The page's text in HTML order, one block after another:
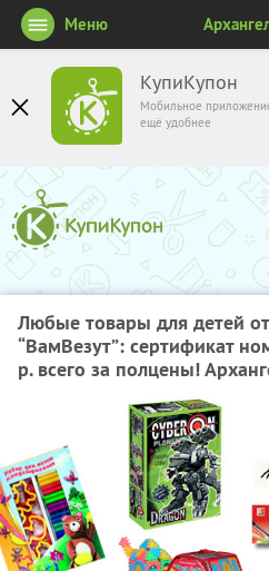
КупиКупон
Мобильное
ещё удобнее
Меню
Любые товары для детей
“ВамВезут”: сертификат
р. всего за полцены!